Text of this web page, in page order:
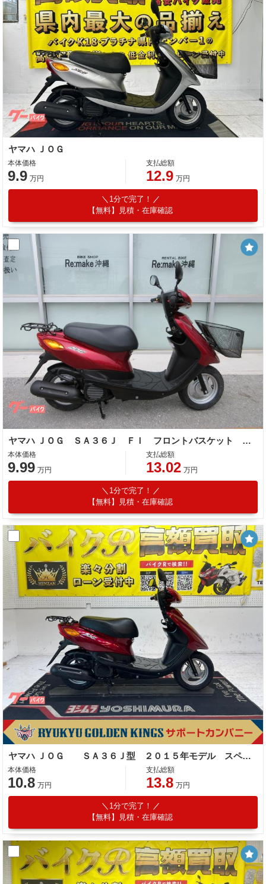
ヤマハ ＪＯＧ
本体価格
9.9 万円
支払総額
12.9 万円
1分で完了！
【無料】見積・在庫確認
ヤマハ ＪＯＧ ＳＡ３６Ｊ ＦＩ フロントバスケット サイドスタンド
本体価格
9.99 万円
支払総額
13.02 万円
1分で完了！
【無料】見積・在庫確認
ヤマハ ＪＯＧ ＳＡ３６Ｊ型 ２０１５年モデル スペアキー リアキャリア センタースタンド
本体価格
10.8 万円
支払総額
13.8 万円
1分で完了！
【無料】見積・在庫確認